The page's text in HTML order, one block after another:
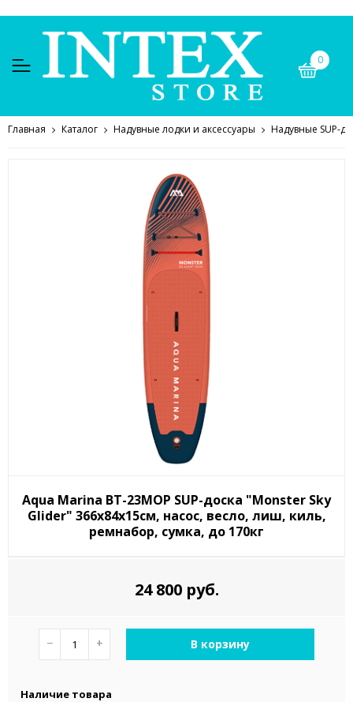
0
Главная Каталог Надувные лодки и аксессуары Надувные SUP-
Aqua Marina BT-23MOP SUP-доска "Monster Sky
Glider" 366х84х15см, насос, весло, лиш, киль,
ремнабор, сумка, до 170кг
24 800 руб.
− + В корзину
Наличие товара